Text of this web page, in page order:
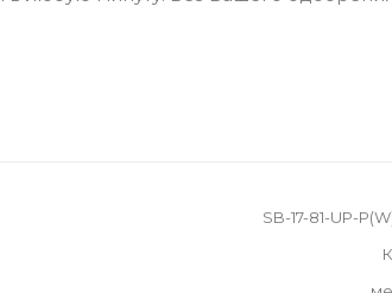
SB-17-81-UP-